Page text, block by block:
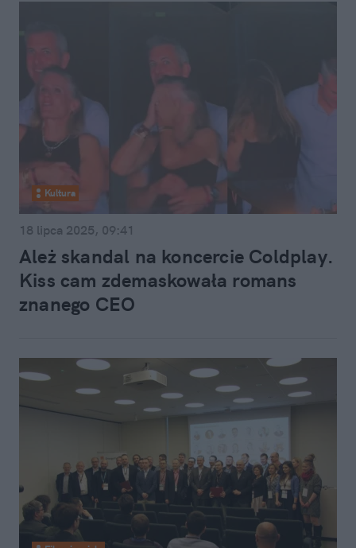
Kultura
18 lipca 2025, 09:41
Ależ skandal na koncercie Coldplay.
Kiss cam zdemaskowała romans
znanego CEO